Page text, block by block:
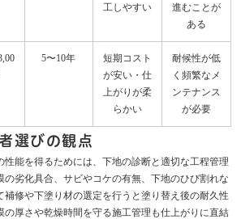
工しやすい
進むことが
ある
5〜10年
短期コスト
が安い・仕
上がりが柔
らかい
耐候性が低
く頻繁なメ
ンテナンス
が必要
選びの観点
性能を得るためには、下地の診断と適切な工程管理
の劣化具合、サビやコケの有無、下地のひび割れな
補修や下塗り材の選定を行うと塗り替え後の耐久性
の厚さや乾燥時間を守る施工管理も仕上がりに直結